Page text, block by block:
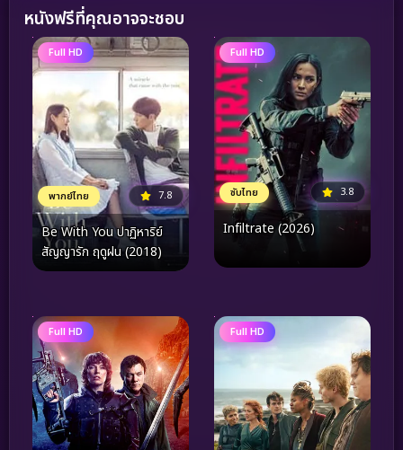
หนังฟรีที่คุณอาจจะชอบ
Full HD
พากย์ไทย 7.8
Be With You ปาฏิหาริย์
สัญญารัก ฤดูฝน (2018)
Full HD
ซับไทย 3.8
Infiltrate (2026)
Full HD Full HD